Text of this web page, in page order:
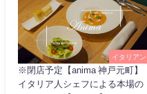
イタリアン
※閉店予定【anima 神戸元町】
イタリア人シェフによる本場の